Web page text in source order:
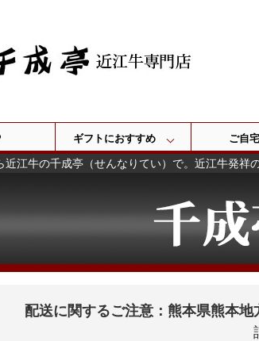
ギフトにおすすめ ご自
近江牛の千成亭（せんなりてい）で。近江牛発祥
配送に関するご注意：熊本県熊本